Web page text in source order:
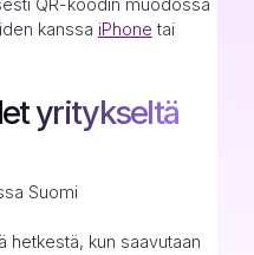
QR-koodin muodossa
kanssa iPhone tai
yritykseltä
Suomi
hetkestä, kun saavutaan